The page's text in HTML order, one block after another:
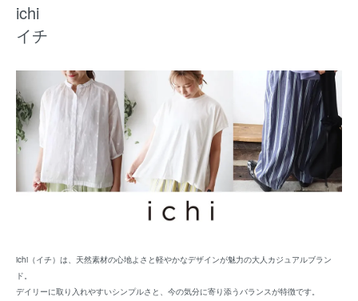
ichi
イチ
ichi（イチ）は、天然素材の心地よさと軽やかなデザインが魅力の大人カジュアルブラン
ド。
デイリーに取り入れやすいシンプルさと、今の気分に寄り添うバランスが特徴です。